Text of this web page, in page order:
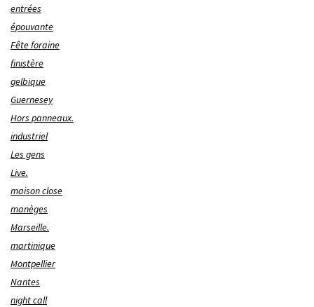
entrées
épouvante
Fête foraine
finistère
gelbique
Guernesey
Hors panneaux.
industriel
Les gens
Live.
maison close
manèges
Marseille.
martinique
Montpellier
Nantes
night call